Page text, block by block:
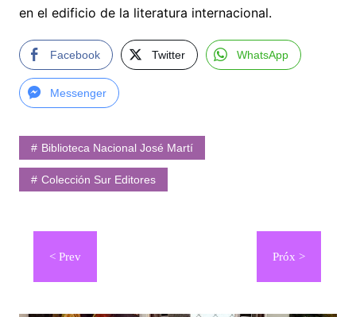
en el edificio de la literatura internacional.
Facebook Twitter WhatsApp
Messenger
Biblioteca Nacional José Martí
Colección Sur Editores
Navegación
entradas